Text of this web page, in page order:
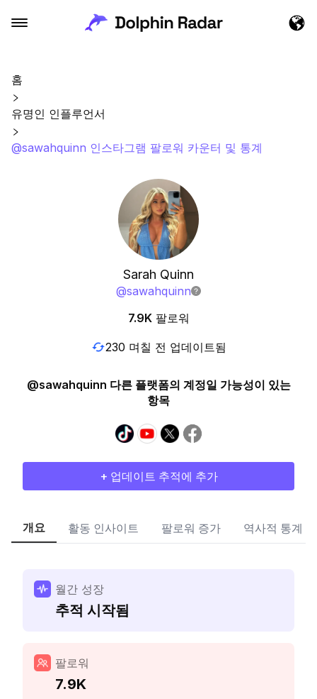
홈
유명인 인플루언서
@sawahquinn 인스타그램 팔로워 카운터 및 통계
Sarah Quinn
@sawahquinn
7.9K 팔로워
230 며칠 전 업데이트됨
@sawahquinn 다른 플랫폼의 계정일 가능성이 있는
항목
+ 업데이트 추적에 추가
개요 활동 인사이트 팔로워 증가 역사적 통계
월간 성장
추적 시작됨
팔로워
7.9K